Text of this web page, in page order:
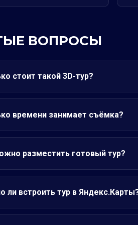
ВОПРОСЫ
стоит такой 3D-тур?
времени занимает съёмка?
разместить готовый тур?
ли встроить тур в